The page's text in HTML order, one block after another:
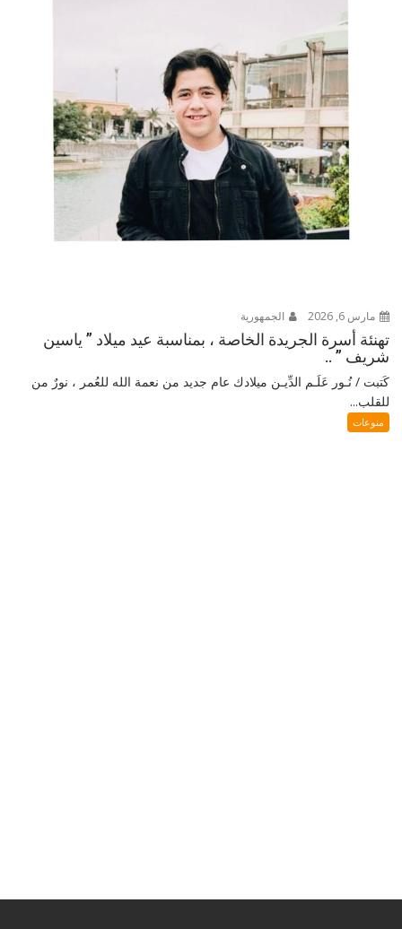
مارس 6, 2026 الجمهورية
تهنئة أسرة الجريدة الخاصة ، بمناسبة عيد ميلاد ” ياسين
شريف ” ..
كَتبت / نُـور عَلَـم الدِّيـن ميلادك عام جديد من نعمة الله للعُمر ، نورٌ من
للقلب...
منوعات